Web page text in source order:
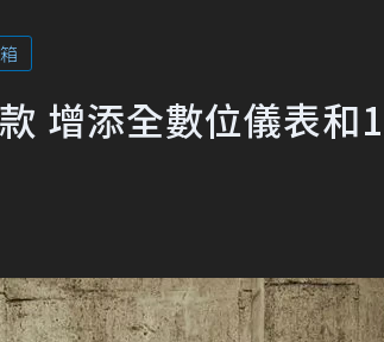
增添全數位儀表和